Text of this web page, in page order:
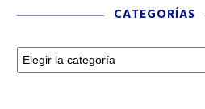
CATEGORÍAS